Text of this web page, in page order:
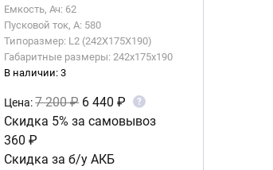
Емкость, Ач: 62
Пусковой ток, А: 580
Типоразмер: L2 (242X175X190)
Габаритные размеры: 242x175x190
В наличии: 3
Цена:7 200 ₽ 6 440 ₽ ?
Скидка 5% за самовывоз
360 ₽
Скидка за б/у АКБ